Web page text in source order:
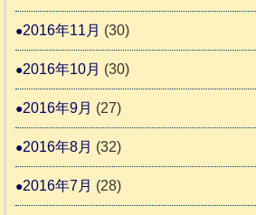
2016年11月 (30)
2016年10月 (30)
2016年9月 (27)
2016年8月 (32)
2016年7月 (28)